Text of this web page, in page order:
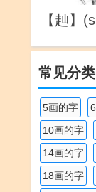
【赸】
常见分类
5画的字
10画的字
14画的字
18画的字